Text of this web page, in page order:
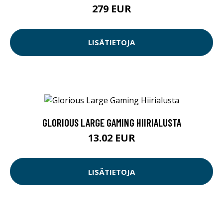
279 EUR
LISÄTIETOJA
GLORIOUS LARGE GAMING HIIRIALUSTA
13.02 EUR
LISÄTIETOJA